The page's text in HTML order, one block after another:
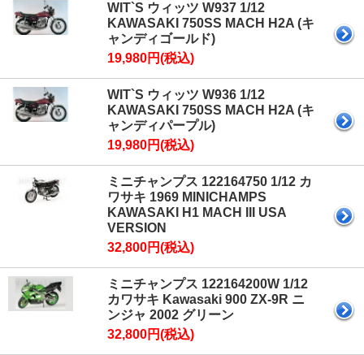
WIT`S ウィッツ W937 1/12
KAWASAKI 750SS MACH H2A (キ
ャンディゴールド)
19,980円(税込)
WIT`S ウィッツ W936 1/12
KAWASAKI 750SS MACH H2A (キ
ャンディパープル)
19,980円(税込)
ミニチャンプス 122164750 1/12 カ
ワサキ 1969 MINICHAMPS
KAWASAKI H1 MACH III USA
VERSION
32,800円(税込)
ミニチャンプス 122164200W 1/12
カワサキ Kawasaki 900 ZX-9R ニ
ンジャ 2002 グリーン
32,800円(税込)